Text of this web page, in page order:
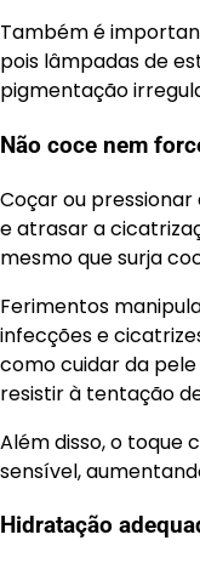
Também é
pois lâmpadas de
pigmentação
Não coce nem
Coçar ou
e atrasar a
mesmo que surja
Ferimentos
infecções e
como cuidar da
resistir à tentação
Além disso, o toque
sensível,
Hidratação